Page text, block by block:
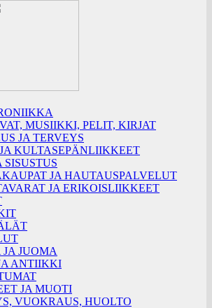
MUSIIKKI, PELIT, KIRJAT
JA TERVEYS
KULTASEPÄNLIIKKEET
SISUSTUS
JA HAUTAUSPALVELUT
JA ERIKOISLIIKKEET
JUOMA
ANTIIKKI
JA MUOTI
VUOKRAUS, HUOLTO